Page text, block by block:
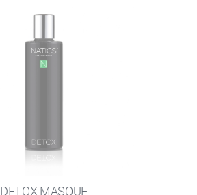
DETOX MASQUE